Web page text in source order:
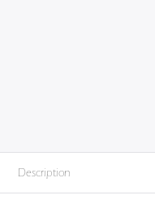
Description